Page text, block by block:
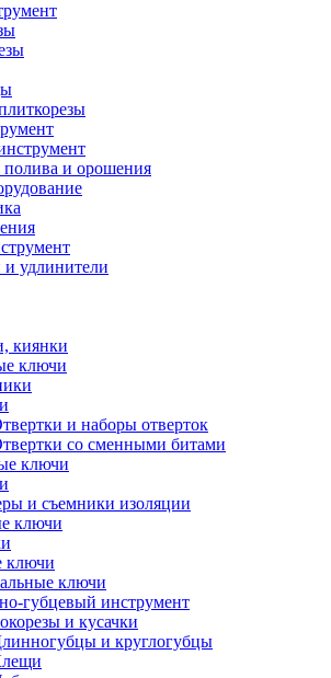
полива и орошения
удлинители
киянки
ключи
и наборы отверток
со сменными битами
ключи
и съемники изоляции
ключи
ключи
ключи
губцевый инструмент
и кусачки
и круглогубцы